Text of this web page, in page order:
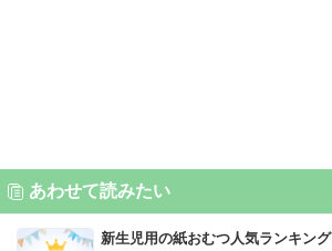
あわせて読みたい
新生児用の紙おむつ人気ランキング